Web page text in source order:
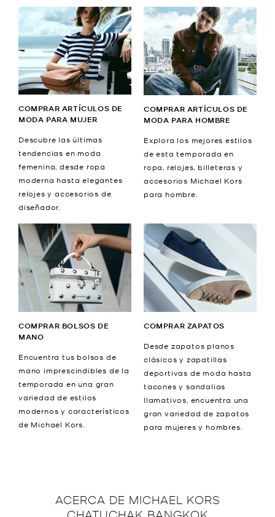
COMPRAR ARTÍCULOS DE
MODA PARA MUJER
Descubre las últimas
tendencias en moda
femenina, desde ropa
moderna hasta elegantes
relojes y accesorios de
diseñador.
COMPRAR ARTÍCULOS DE
MODA PARA HOMBRE
Explora los mejores estilos
de esta temporada en
ropa, relojes, billeteras y
accesorios Michael Kors
para hombre.
COMPRAR BOLSOS DE
MANO
Encuentra tus bolsos de
mano imprescindibles de la
temporada en una gran
variedad de estilos
modernos y característicos
de Michael Kors.
COMPRAR ZAPATOS
Desde zapatos planos
clásicos y zapatillas
deportivas de moda hasta
tacones y sandalias
llamativos, encuentra una
gran variedad de zapatos
para mujeres y hombres.
ACERCA DE MICHAEL KORS
CHATUCHAK BANGKOK